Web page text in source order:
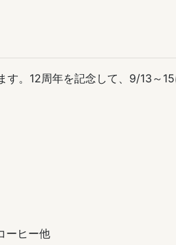
。12周年を記念して、9/13～
ーヒー他